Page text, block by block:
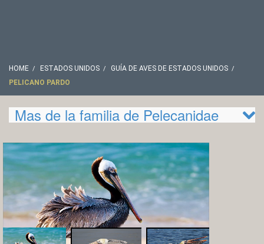
HOME ESTADOS UNIDOS
GUÍA DE AVES DE ESTADOS UNIDOS
PELICANO PARDO
Mas de la familia de Pelecanidae